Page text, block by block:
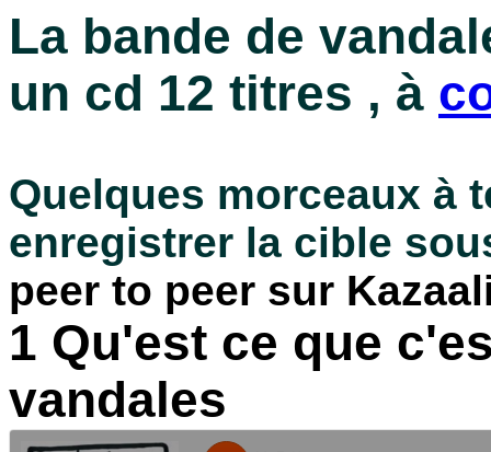
La bande de
un cd 12 titres , à
Quelques morceaux à
enregistrer la cible
peer to peer sur
1 Qu'est ce que
vandales